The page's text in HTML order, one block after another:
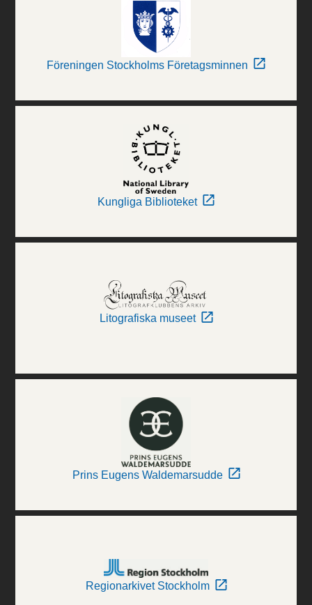
Föreningen Stockholms Företagsminnen
Kungliga Biblioteket
Litografiska museet
Prins Eugens Waldemarsudde
Regionarkivet Stockholm